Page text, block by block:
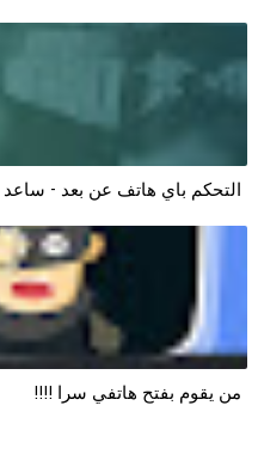
التحكم باي هاتف عن بعد - ساعد
من يقوم بفتح هاتفي سرا !!!!